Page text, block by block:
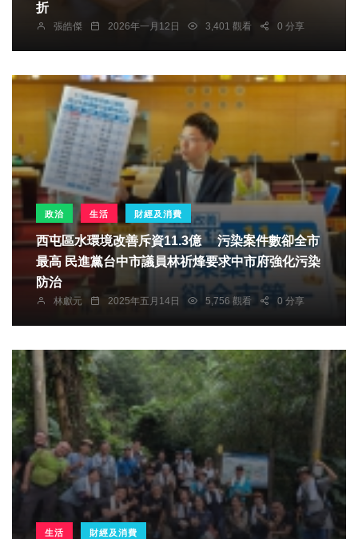
折
張皓傑 2026年一月12日 3,401 觀看 0 分享
政治 生活 財經及消費
西屯區水環境改善斥資11.3億 污染案件數卻全市
最高 民進黨台中市議員林祈烽要求中市府強化污染
防治
林獻元 2025年五月14日 5,756 觀看 0 分享
生活 財經及消費